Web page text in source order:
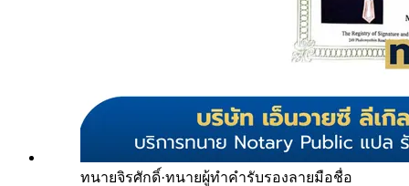
ทนายจิรศักดิ์·ทนายผู้ทำคำรับรองลายมือชื่อ